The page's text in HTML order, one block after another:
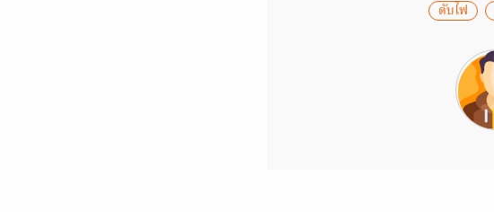
ดับไฟ